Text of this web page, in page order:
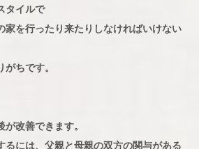
タイルで
家を行ったり来たりしなければいけない
ちです。
改善できます。
るには、父親と母親の双方の関与がある